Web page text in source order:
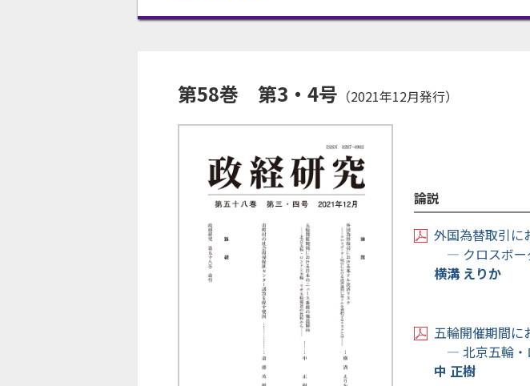
第58巻 第3・4号 （2021年12月発行）
論説
外国為替取引に
― クロスボー
横溝 えりか
五輪開催期間に
― 北京五輪・
中 正樹